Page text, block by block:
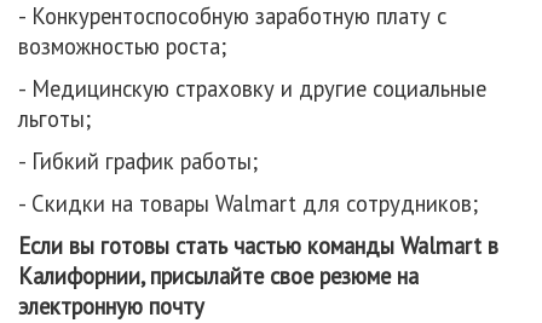
- Конкурентоспособную заработную плату с
возможностью роста;
- Медицинскую страховку и другие социальные
льготы;
- Гибкий график работы;
- Скидки на товары Walmart для сотрудников;
Если вы готовы стать частью команды Walmart в
Калифорнии, присылайте свое резюме на
электронную почту